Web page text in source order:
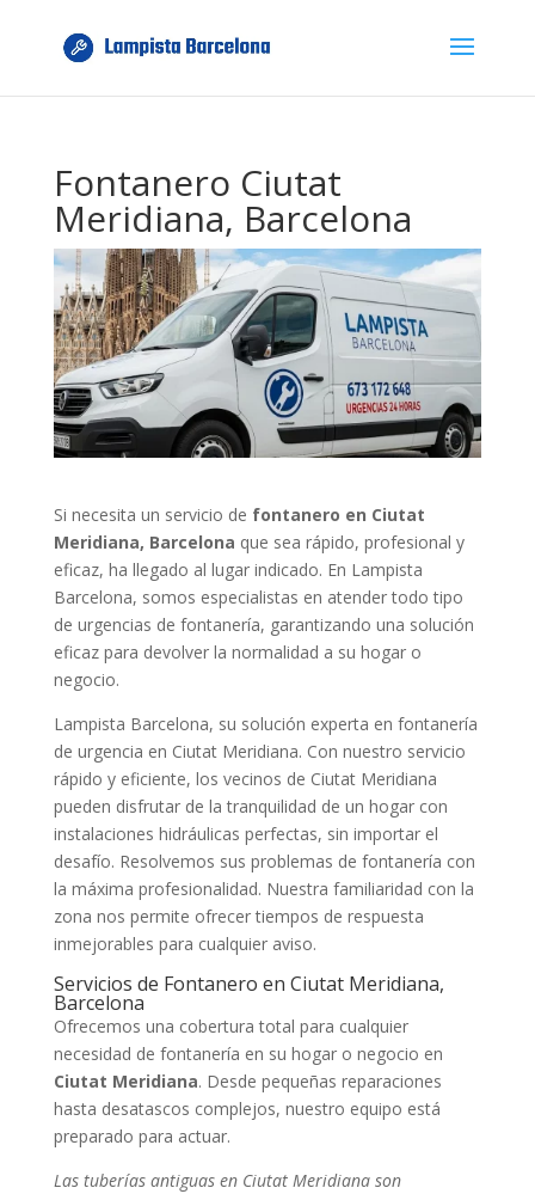
Fontanero Ciutat
Meridiana, Barcelona
Si necesita un servicio de fontanero en Ciutat
Meridiana, Barcelona que sea rápido, profesional y
eficaz, ha llegado al lugar indicado. En Lampista
Barcelona, somos especialistas en atender todo tipo
de urgencias de fontanería, garantizando una solución
eficaz para devolver la normalidad a su hogar o
negocio.
Lampista Barcelona, su solución experta en fontanería
de urgencia en Ciutat Meridiana. Con nuestro servicio
rápido y eficiente, los vecinos de Ciutat Meridiana
pueden disfrutar de la tranquilidad de un hogar con
instalaciones hidráulicas perfectas, sin importar el
desafío. Resolvemos sus problemas de fontanería con
la máxima profesionalidad. Nuestra familiaridad con la
zona nos permite ofrecer tiempos de respuesta
inmejorables para cualquier aviso.
Servicios de Fontanero en Ciutat Meridiana,
Barcelona
Ofrecemos una cobertura total para cualquier
necesidad de fontanería en su hogar o negocio en
Ciutat Meridiana. Desde pequeñas reparaciones
hasta desatascos complejos, nuestro equipo está
preparado para actuar.
Las tuberías antiguas en Ciutat Meridiana son